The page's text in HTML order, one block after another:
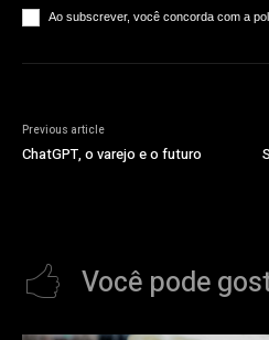
Ao subscrever, você concorda com a
Previous article
ChatGPT, o varejo e o futuro
Você pode